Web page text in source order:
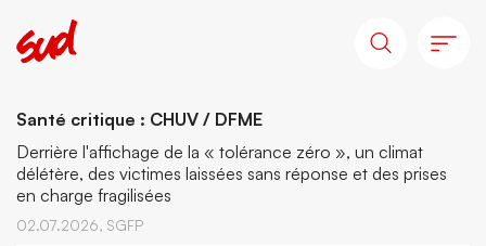
Santé critique : CHUV / DFME
Derrière l'affichage de la « tolérance zéro », un climat
délétère, des victimes laissées sans réponse et des prises
en charge fragilisées
02.07.2026, SGFP